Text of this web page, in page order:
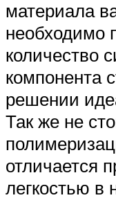
материала
необходимо
количество
компонента
решении
Так же не
отличается
легкостью в